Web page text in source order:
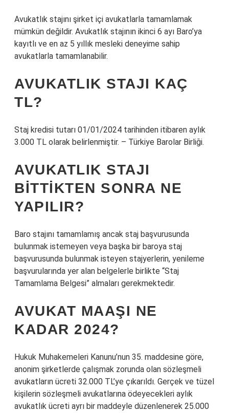
Avukatlık stajını şirket içi avukatlarla tamamlamak
mümkün değildir. Avukatlık stajının ikinci 6 ayı Baro’ya
kayıtlı ve en az 5 yıllık mesleki deneyime sahip
avukatlarla tamamlanabilir.
AVUKATLIK STAJI KAÇ
TL?
Staj kredisi tutarı 01/01/2024 tarihinden itibaren aylık
3.000 TL olarak belirlenmiştir. – Türkiye Barolar Birliği.
AVUKATLIK STAJI
BITTIKTEN SONRA NE
YAPILIR?
Baro stajını tamamlamış ancak staj başvurusunda
bulunmak istemeyen veya başka bir baroya staj
başvurusunda bulunmak isteyen stajyerlerin, yenileme
başvurularında yer alan belgelerle birlikte “Staj
Tamamlama Belgesi” almaları gerekmektedir.
AVUKAT MAAŞI NE
KADAR 2024?
Hukuk Muhakemeleri Kanunu’nun 35. maddesine göre,
anonim şirketlerde çalışmak zorunda olan sözleşmeli
avukatların ücreti 32.000 TL’ye çıkarıldı. Gerçek ve tüzel
kişilerin sözleşmeli avukatlarına ödeyecekleri aylık
avukatlık ücreti ayrı bir maddeyle düzenlenerek 25.000